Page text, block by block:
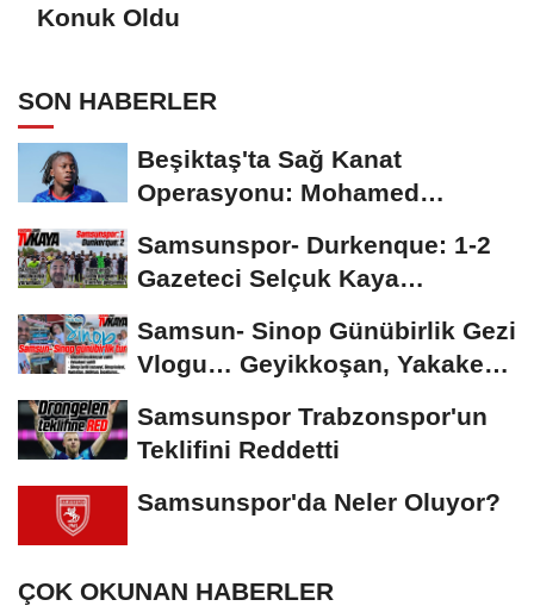
Konuk Oldu
SON HABERLER
Beşiktaş'ta Sağ Kanat
Operasyonu: Mohamed
Samsunspor- Durkenque: 1-2
Gazeteci Selçuk Kaya
Samsun- Sinop Günübirlik Gezi
Vlogu… Geyikkoşan, Yakakent,
Samsunspor Trabzonspor'un
Teklifini Reddetti
Samsunspor'da Neler Oluyor?
ÇOK OKUNAN HABERLER